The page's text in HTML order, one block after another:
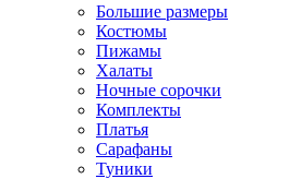
Большие размеры
Костюмы
Пижамы
Халаты
Ночные сорочки
Комплекты
Платья
Сарафаны
Туники